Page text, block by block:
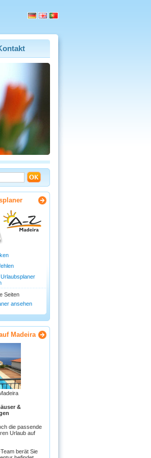
Seiten
ansehen
Madeira
&
die passende
Urlaub auf
berät Sie